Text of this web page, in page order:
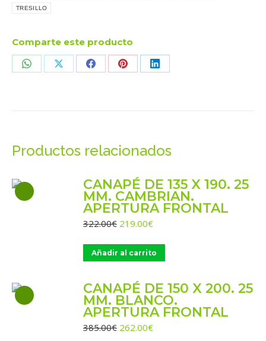
BEIG
TRESILLO
Comparte este producto
Share Share Share Share Share
Productos relacionados
CANAPÉ DE 135 X 190. 25
MM. CAMBRIAN.
APERTURA FRONTAL
322.00€ El
original
era:
219.00€El
actual
es:
Añadir al carrito
CANAPÉ DE 150 X 200. 25
MM. BLANCO.
APERTURA FRONTAL
385.00€ El
262.00€El